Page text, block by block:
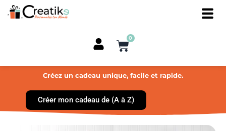
0
Panier
Créez un cadeau unique, facile et rapide.
Créer mon cadeau de (A à Z)